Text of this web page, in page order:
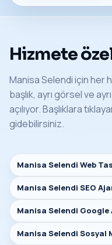
Hizmete
Manisa Selendi için her
başlık, ayrı görsel ve
açılıyor. Başlıklara
gidebilirsiniz.
Manisa Selendi Web
Manisa Selendi SEO
Manisa Selendi Google
Manisa Selendi Sosyal